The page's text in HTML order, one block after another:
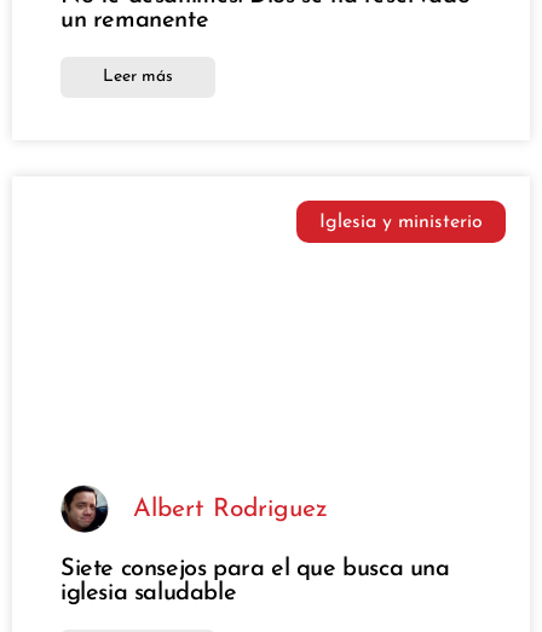
un remanente
Leer más
Iglesia y ministerio
Albert Rodriguez
Siete consejos para el que busca una
iglesia saludable